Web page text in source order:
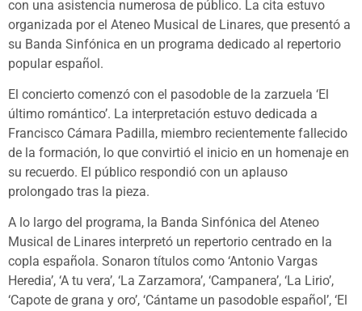
con una asistencia numerosa de público. La cita estuvo
organizada por el Ateneo Musical de Linares, que presentó a
su Banda Sinfónica en un programa dedicado al repertorio
popular español.
El concierto comenzó con el pasodoble de la zarzuela ‘El
último romántico’. La interpretación estuvo dedicada a
Francisco Cámara Padilla, miembro recientemente fallecido
de la formación, lo que convirtió el inicio en un homenaje en
su recuerdo. El público respondió con un aplauso
prolongado tras la pieza.
A lo largo del programa, la Banda Sinfónica del Ateneo
Musical de Linares interpretó un repertorio centrado en la
copla española. Sonaron títulos como ‘Antonio Vargas
Heredia’, ‘A tu vera’, ‘La Zarzamora’, ‘Campanera’, ‘La Lirio’,
‘Capote de grana y oro’, ‘Cántame un pasodoble español’, ‘El